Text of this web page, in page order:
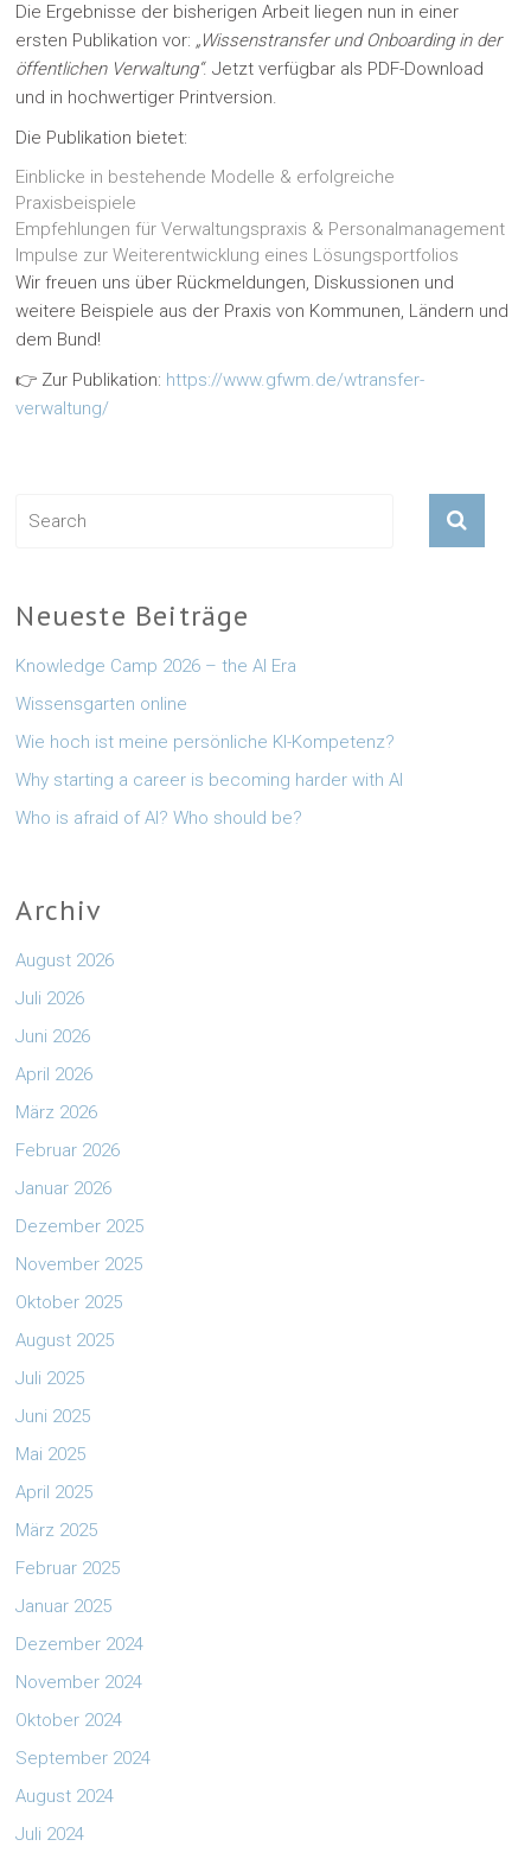
Die Ergebnisse der bisherigen Arbeit liegen nun in einer
ersten Publikation vor: „Wissenstransfer und Onboarding in der
öffentlichen Verwaltung“. Jetzt verfügbar als PDF-Download
und in hochwertiger Printversion.
Die Publikation bietet:
Einblicke in bestehende Modelle & erfolgreiche
Praxisbeispiele
Empfehlungen für Verwaltungspraxis & Personalmanagement
Impulse zur Weiterentwicklung eines Lösungsportfolios
Wir freuen uns über Rückmeldungen, Diskussionen und
weitere Beispiele aus der Praxis von Kommunen, Ländern und
dem Bund!
👉 Zur Publikation: https://www.gfwm.de/wtransfer-
verwaltung/
Neueste Beiträge
Knowledge Camp 2026 – the AI Era
Wissensgarten online
Wie hoch ist meine persönliche KI-Kompetenz?
Why starting a career is becoming harder with AI
Who is afraid of AI? Who should be?
Archiv
August 2026
Juli 2026
Juni 2026
April 2026
März 2026
Februar 2026
Januar 2026
Dezember 2025
November 2025
Oktober 2025
August 2025
Juli 2025
Juni 2025
Mai 2025
April 2025
März 2025
Februar 2025
Januar 2025
Dezember 2024
November 2024
Oktober 2024
September 2024
August 2024
Juli 2024